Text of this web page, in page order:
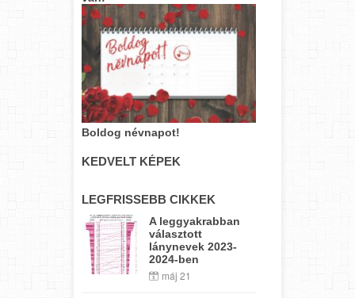
Boldog névnapot!
KEDVELT KÉPEK
LEGFRISSEBB CIKKEK
A leggyakrabban
választott
lánynevek 2023-
2024-ben
máj 21